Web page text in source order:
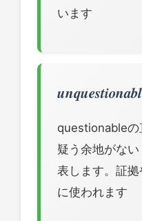
います
questionableの
疑う余地がな
表します。証
に使われます